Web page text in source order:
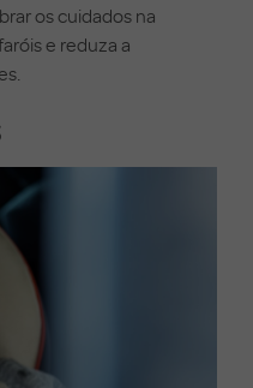
os cuidados na
e reduza a